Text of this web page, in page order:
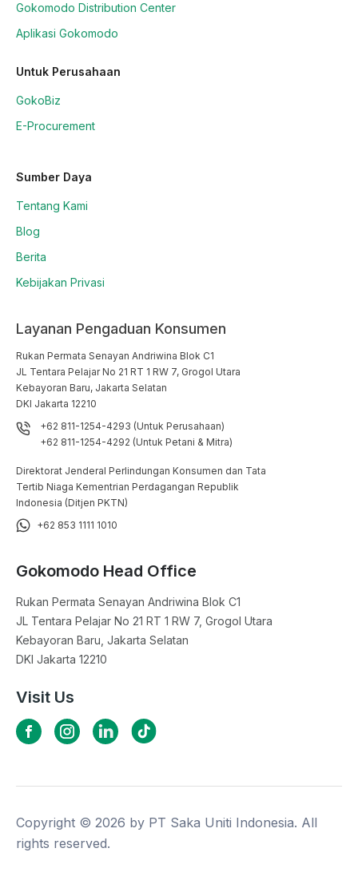
Gokomodo Distribution Center
Aplikasi Gokomodo
Untuk Perusahaan
GokoBiz
E-Procurement
Sumber Daya
Tentang Kami
Blog
Berita
Kebijakan Privasi
Layanan Pengaduan Konsumen
Rukan Permata Senayan Andriwina Blok C1
JL Tentara Pelajar No 21 RT 1 RW 7, Grogol Utara
Kebayoran Baru, Jakarta Selatan
DKI Jakarta 12210
+62 811-1254-4293 (Untuk Perusahaan)
+62 811-1254-4292 (Untuk Petani & Mitra)
Direktorat Jenderal Perlindungan Konsumen dan Tata
Tertib Niaga Kementrian Perdagangan Republik
Indonesia (Ditjen PKTN)
+62 853 1111 1010
Gokomodo Head Office
Rukan Permata Senayan Andriwina Blok C1
JL Tentara Pelajar No 21 RT 1 RW 7, Grogol Utara
Kebayoran Baru, Jakarta Selatan
DKI Jakarta 12210
Visit Us
Copyright © 2026 by PT Saka Uniti Indonesia. All
rights reserved.